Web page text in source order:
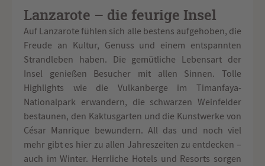
Lanzarote – die feurige Insel
Auf Lanzarote fühlen sich alle bestens aufgehoben, die
Freude an Kultur, Genuss und einem entspannten
Strandleben haben. Die gemütliche Lebensart der
Insel genießen Besucher mit allen Sinnen. Tolle
Highlights wie die Vulkanberge im Timanfaya-
Nationalpark erwandern, die schwarzen Weinfelder
bestaunen, den Kaktusgarten und die Kunstwerke von
César Manrique bewundern. All das und noch viel
mehr gibt es hier zu allen Jahreszeiten zu entdecken –
auch im Winter. Herrliche Hotels und Resorts sorgen